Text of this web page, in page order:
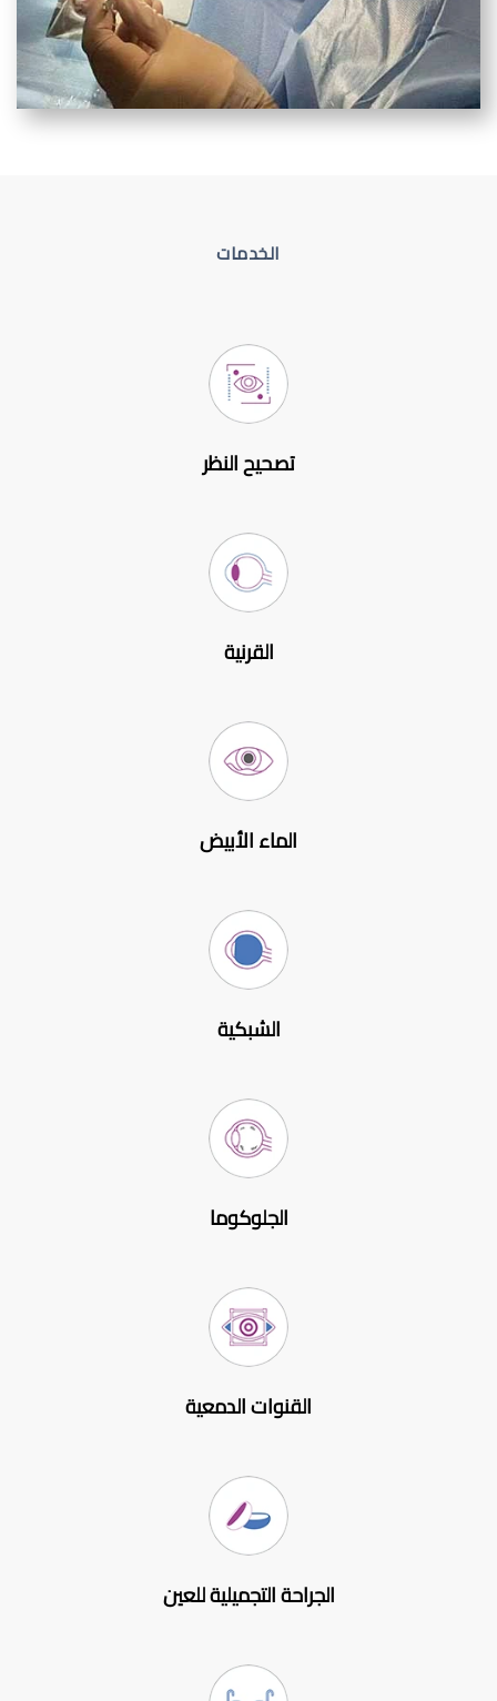
الخدمات
تصحيح النظر
القرنية
الماء الأبيض
الشبكية
الجلوكوما
القنوات الدمعية
الجراحة التجميلية للعين